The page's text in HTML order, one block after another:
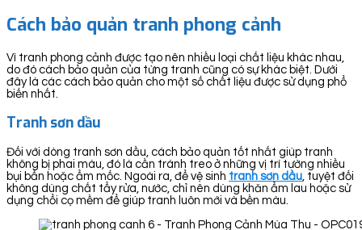
Cách bảo quản tranh phong cảnh
Vì tranh phong cảnh được tạo nên nhiều loại chất liệu khác nhau,
do đó cách bảo quản của từng tranh cũng có sự khác biệt. Dưới
đây là các cách bảo quản cho một số chất liệu được sử dụng phổ
biến nhất.
Tranh sơn dầu
Đối với dòng tranh sơn dầu, cách bảo quản tốt nhất giúp tranh
không bị phai màu, đó là cần tránh treo ở những vị trí tường nhiều
bụi bẩn hoặc ẩm mốc. Ngoài ra, để vệ sinh tranh sơn dầu, tuyệt đối
không dùng chất tẩy rửa, nước, chỉ nên dùng khăn ẩm lau hoặc sử
dụng chổi cọ mềm để giúp tranh luôn mới và bền màu.